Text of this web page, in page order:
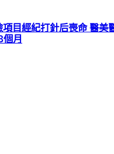
目經紀打針后喪命 醫美
個月